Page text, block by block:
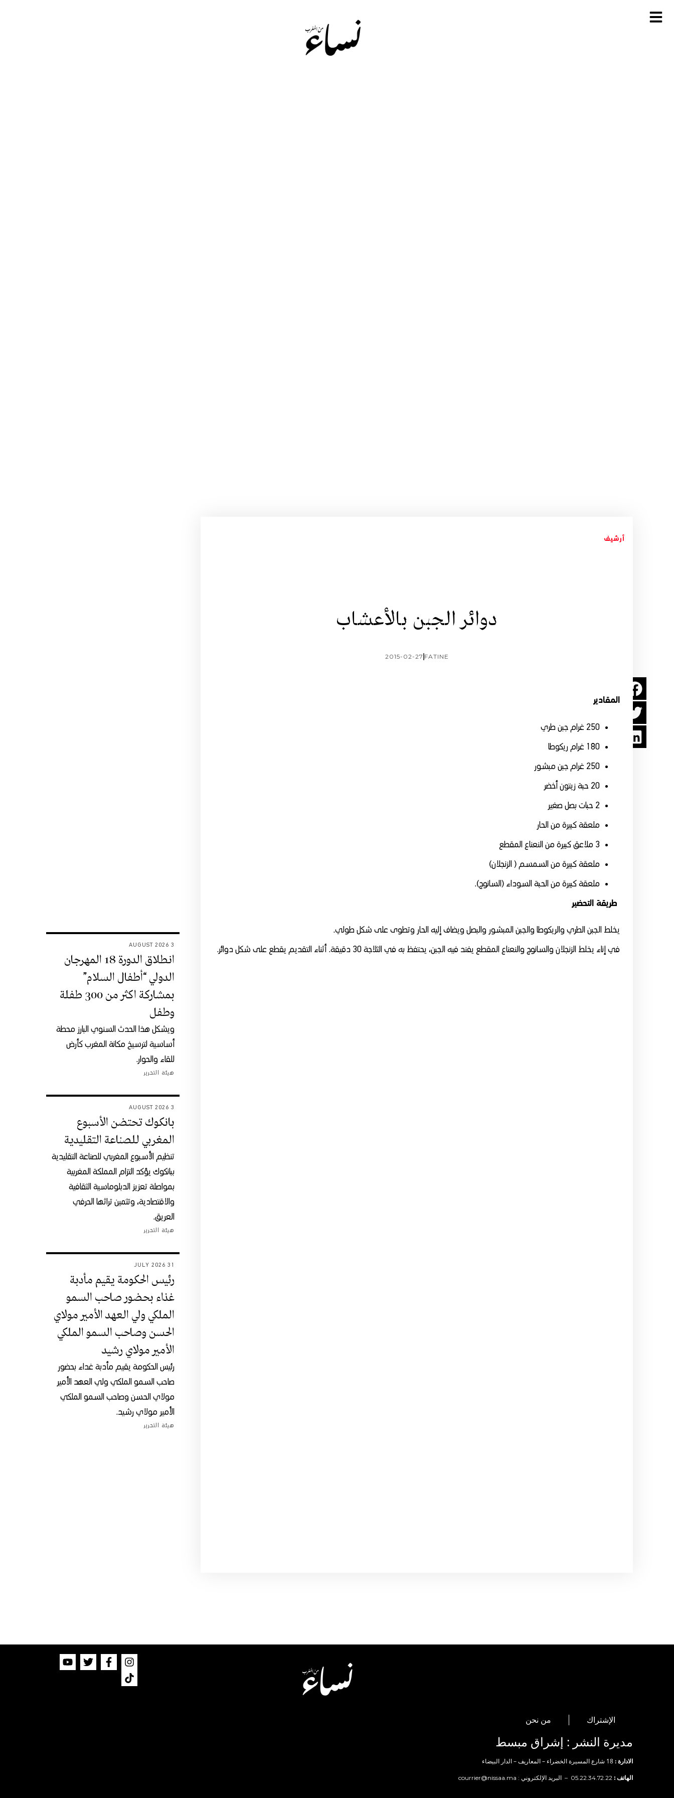
أرشيف
دوائر الجبن بالأعشاب
FATINE
2015-02-27
المقادير
250 غرام جبن طري
180 غرام ريكوطا
250 غرام جبن مبشور
20 حبة زيتون أخضر
2 حبات بصل صغير
ملعقة كبيرة من الحار
3 ملاعق كبيرة من النعناع المقطع
ملعقة كبيرة من السمسم ( الزنجلان)
ملعقة كبيرة من الحبة السوداء (السانوج).
طريقة التحضير
يخلط الجبن الطري والريكوطا والجبن المبشور والبصل ويضاف إليه الحار وتطوى على شكل طولي.
في إناء يخلط الزنجلان والسانوج والنعناع المقطع يفند فيه الجبن، يحتفظ به في الثلاجة 30 دقيقة. أثناء التقديم يقطع على شكل دوائر. 3 AUGUST 2026
انطلاق الدورة 18 المهرجان
الدولي “أطفال السلام”
بمشاركة اكثر من 300 طفلة
وطفل
ويشكل هذا الحدث السنوي البارز محطة
أساسية لترسيخ مكانة المغرب كأرض
للقاء والحوار.
هيئة التحرير
3 AUGUST 2026
بانكوك تحتضن الأسبوع
المغربي للصناعة التقليدية
تنظيم الأسبوع المغربي للصناعة التقليدية
ببانكوك يؤكد التزام المملكة المغربية
بمواصلة تعزيز الدبلوماسية الثقافية
والاقتصادية، وتثمين تراثها الحرفي
العريق.
هيئة التحرير
31 JULY 2026
رئيس الحكومة يقيم مأدبة
غذاء بحضور صاحب السمو
الملكي ولي العهد الأمير مولاي
الحسن وصاحب السمو الملكي
الأمير مولاي رشيد
رئيس الحكومة يقيم مأدبة غداء بحضور
صاحب السمو الملكي ولي العهد الأمير
مولاي الحسن وصاحب السمو الملكي
الأمير مولاي رشيد.
هيئة التحرير
الإشتراك من نحن
مديرة النشر : إشراق مبسط
الادارة :
الهاتف : 05.22.34.72.22 – البريد الإلكتروني : courrier@nissaa.ma